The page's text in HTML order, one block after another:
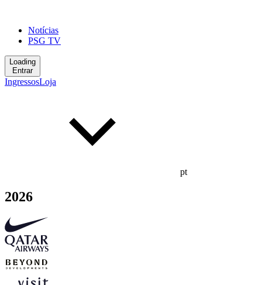
Notícias
PSG TV
Loading
Entrar
IngressosLoja
pt
2026